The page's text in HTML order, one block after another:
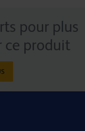
pour plus
produit